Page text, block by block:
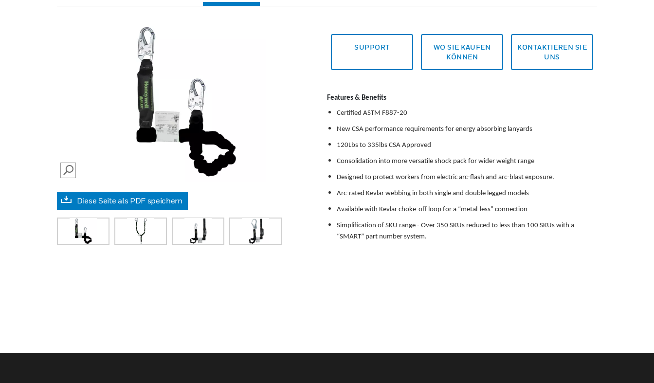
SEARCH
Diese Seite als PDF speichern
SUPPORT
WO SIE KAUFEN
KÖNNEN
KONTAKTIEREN SIE
UNS
Features & Benefits
Certified ASTM F887-20
New CSA performance requirements for energy absorbing lanyards
120Lbs to 335lbs CSA Approved
Consolidation into more versatile shock pack for wider weight range
Designed to protect workers from electric arc-flash and arc-blast exposure.
Arc-rated Kevlar webbing in both single and double legged models
Available with Kevlar choke-off loop for a “metal-less” connection
Simplification of SKU range - Over 350 SKUs reduced to less than 100 SKUs with a
“SMART” part number system.